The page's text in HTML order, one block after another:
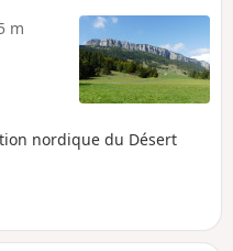
m
nordique du Désert